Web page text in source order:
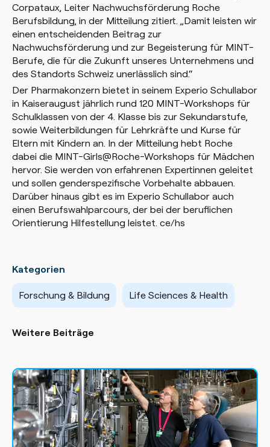
Corpataux, Leiter Nachwuchsförderung Roche
Berufsbildung, in der Mitteilung zitiert. „Damit leisten wir
einen entscheidenden Beitrag zur
Nachwuchsförderung und zur Begeisterung für MINT-
Berufe, die für die Zukunft unseres Unternehmens und
des Standorts Schweiz unerlässlich sind.“
Der Pharmakonzern bietet in seinem Experio Schullabor
in Kaiseraugust jährlich rund 120 MINT-Workshops für
Schulklassen von der 4. Klasse bis zur Sekundarstufe,
sowie Weiterbildungen für Lehrkräfte und Kurse für
Eltern mit Kindern an. In der Mitteilung hebt Roche
dabei die MINT-Girls@Roche-Workshops für Mädchen
hervor. Sie werden von erfahrenen Expertinnen geleitet
und sollen genderspezifische Vorbehalte abbauen.
Darüber hinaus gibt es im Experio Schullabor auch
einen Berufswahlparcours, der bei der beruflichen
Orientierung Hilfestellung leistet. ce/hs
Kategorien
Forschung & Bildung Life Sciences & Health
Weitere Beiträge